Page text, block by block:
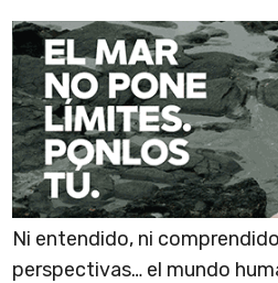
Ni entendido, ni
perspectivas… el mundo